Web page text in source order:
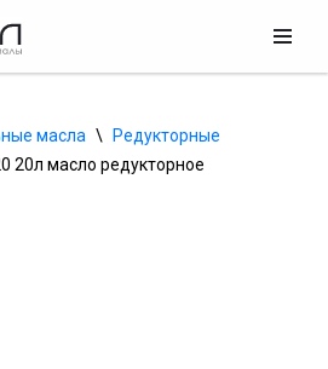
масла \
Редукторные
20л масло редукторное